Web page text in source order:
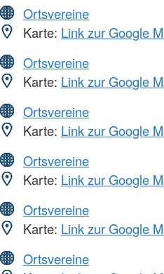
Ortsvereine
Karte: Link zur Google
Ortsvereine
Karte: Link zur Google
Ortsvereine
Karte: Link zur Google
Ortsvereine
Karte: Link zur Google
Ortsvereine
Karte: Link zur Google
Ortsvereine